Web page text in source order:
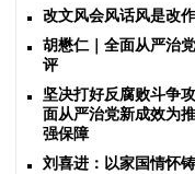
改文风会风话风是改
胡懋仁｜全面从严治
评
坚决打好反腐败斗争
面从严治党新成效为
强保障
刘喜进：以家国情怀